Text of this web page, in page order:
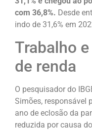
com 36,8%. Desde
indo de 31,6% em
Trabalho
de renda
O pesquisador do
Simões, responsável
ano de eclosão da
reduzida por causa